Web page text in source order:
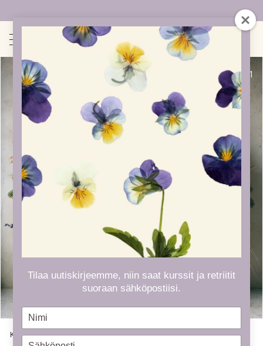
1/ 1
Kauppa»Kurssit»Joulukranssi -työpaja
Tilaa uutiskirjeemme, niin saat kurssit ja retriitit
suoraan sähköpostiisi.
Type
name
Type